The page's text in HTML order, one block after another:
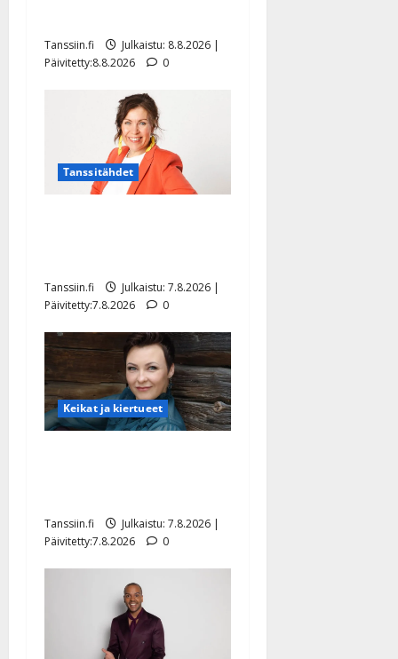
Tanssiin.fi
Julkaistu: 8.8.2026 |
Päivitetty:8.8.2026
0
Tanssitähdet
Tanssiin.fi
Julkaistu: 7.8.2026 |
Päivitetty:7.8.2026
0
Keikat ja kiertueet
Tanssiin.fi
Julkaistu: 7.8.2026 |
Päivitetty:7.8.2026
0